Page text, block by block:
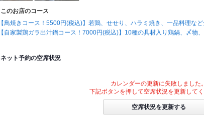
このお店のコース
【鳥焼きコース！5500円(税込)】若鶏、せせり、ハラミ焼き、一品料理な
【自家製鶏ガラ出汁鍋コース！7000円(税込)】10種の具材入り鶏鍋、〆物
ネット予約の空席状況
カレンダーの更新に失敗しました。
下記ボタンを押して空席状況を更新してく
空席状況を更新する